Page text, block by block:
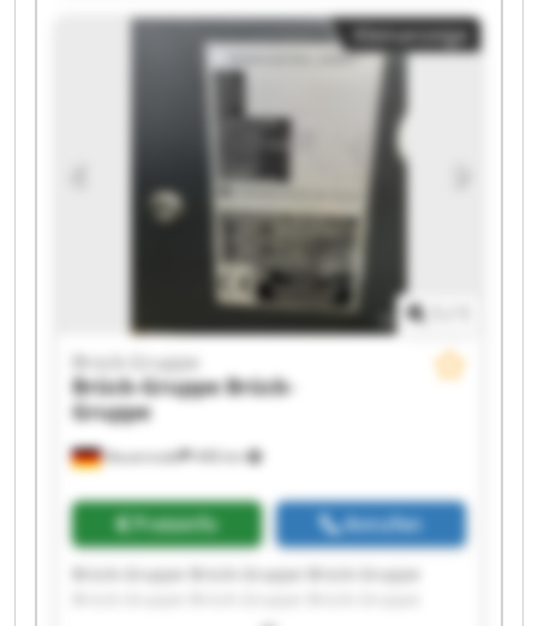
Brück-Gruppe Brück-Gruppe Brück-Gruppe
Brück-Gruppe Brück-Gruppe Brück-Gruppe
Brück-Gruppe Brück-Gruppe
Kleinanzeige
Neuenrade 498 km
Brück-Gruppe
Brück-GruppeBrück-
Gruppe
Preisinfo Anrufen
Brück-Gruppe Brück-Gruppe Brück-Gruppe